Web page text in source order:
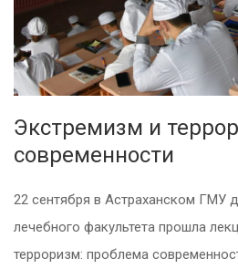
Экстремизм и
современности
22 сентября в Астраханском ГМУ
лечебного факультета прошла
терроризм: проблема